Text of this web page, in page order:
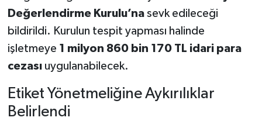
Değerlendirme Kurulu’nasevk edileceği
bildirildi. Kurulun tespit yapması halinde
işletmeye 1 milyon 860 bin 170 TL idari para
cezasıuygulanabilecek.
Etiket Yönetmeliğine Aykırılıklar
Belirlendi